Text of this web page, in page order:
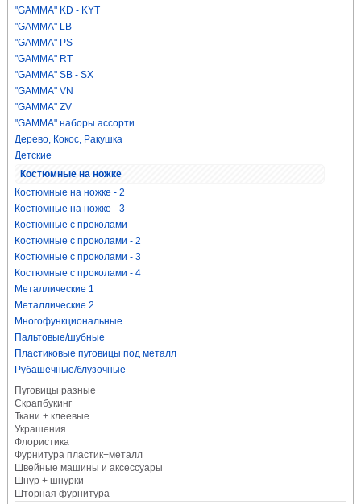
"GAMMA" KD - KYT
"GAMMA" LB
"GAMMA" PS
"GAMMA" RT
"GAMMA" SB - SX
"GAMMA" VN
"GAMMA" ZV
"GAMMA" наборы ассорти
Дерево, Кокос, Ракушка
Детские
Костюмные на ножке
Костюмные на ножке - 2
Костюмные на ножке - 3
Костюмные с проколами
Костюмные с проколами - 2
Костюмные с проколами - 3
Костюмные с проколами - 4
Металлические 1
Металлические 2
Многофункциональные
Пальтовые/шубные
Пластиковые пуговицы под металл
Рубашечные/блузочные
Пуговицы разные
Скрапбукинг
Ткани + клеевые
Украшения
Флористика
Фурнитура пластик+металл
Швейные машины и аксессуары
Шнур + шнурки
Шторная фурнитура